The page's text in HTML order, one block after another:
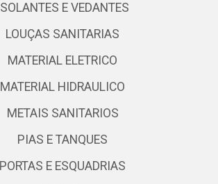
ISOLANTES E VEDANTES
LOUÇAS SANITARIAS
MATERIAL ELETRICO
MATERIAL HIDRAULICO
METAIS SANITARIOS
PIAS E TANQUES
PORTAS E ESQUADRIAS